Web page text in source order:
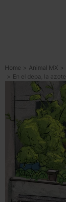
Home > Animal MX >
>